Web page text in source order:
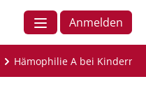
Anmelden
Hämophilie A bei Kindern: